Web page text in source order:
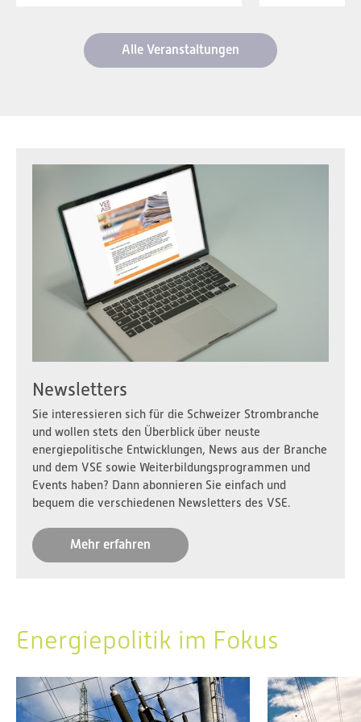
Alle Veranstaltungen
Newsletters
Sie interessieren sich für die Schweizer Strombranche
und wollen stets den Überblick über neuste
energiepolitische Entwicklungen, News aus der Branche
und dem VSE sowie Weiterbildungsprogrammen und
Events haben? Dann abonnieren Sie einfach und
bequem die verschiedenen Newsletters des VSE.
Mehr erfahren
Energiepolitik im Fokus